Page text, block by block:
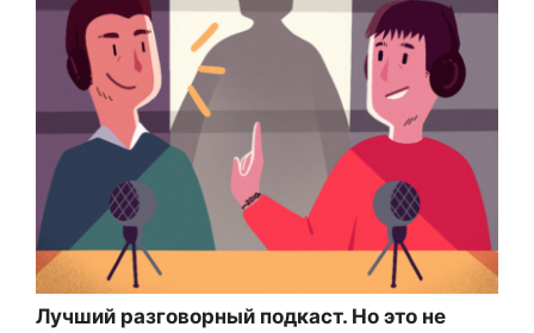
Лучший разговорный подкаст. Но это не